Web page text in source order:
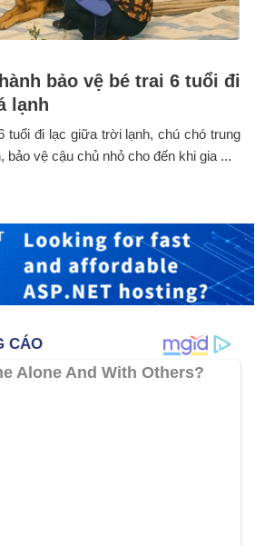
bảo vệ bé trai 6 tuổi đi
lạnh
tuổi đi lạc giữa trời lạnh, chú chó trung
bảo vệ cậu chủ nhỏ cho đến khi gia ...